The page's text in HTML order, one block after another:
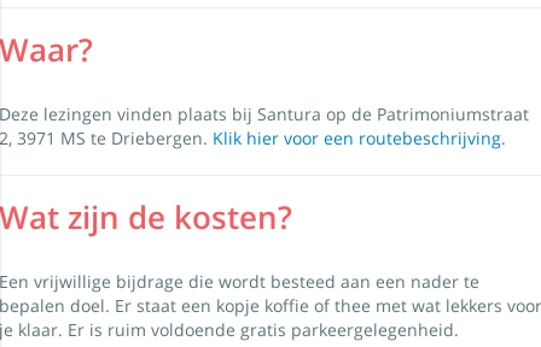
Waar?
Deze lezingen vinden plaats bij Santura op de Patrimoniumstraat
2, 3971 MS te Driebergen. Klik hier voor een routebeschrijving.
Wat zijn de kosten?
Een vrijwillige bijdrage die wordt besteed aan een nader te
bepalen doel. Er staat een kopje koffie of thee met wat lekkers
je klaar. Er is ruim voldoende gratis parkeergelegenheid.